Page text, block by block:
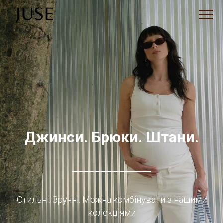
Джинси. Брюки. Штани.
Стильні. Зручні. Можна комбінувати з нашими
колекціями